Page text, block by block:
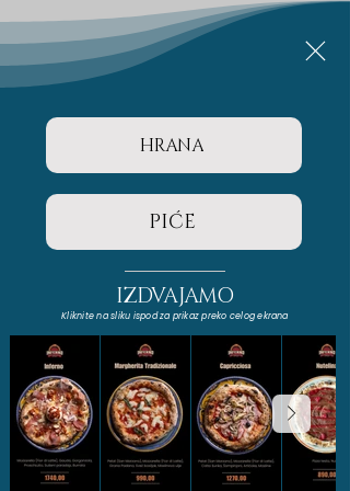
HRANA
PIĆE
IZDVAJAMO
Kliknite na sliku ispod za prikaz preko celog ekrana